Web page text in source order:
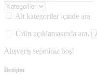
Alt kategoriler içinde ara
Ürün açıklamasında ara.
Alışveriş sepetiniz boş!
İletişim